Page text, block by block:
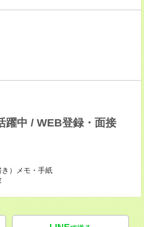
躍中 / WEB登録・面接
）メモ・手紙